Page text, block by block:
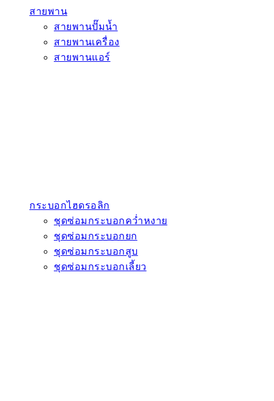
สายพาน
สายพานปั๊มน้ำ
สายพานเครื่อง
สายพานแอร์
กระบอกไฮดรอลิก
ชุดซ่อมกระบอกคว่ำหงาย
ชุดซ่อมกระบอกยก
ชุดซ่อมกระบอกสูบ
ชุดซ่อมกระบอกเลี้ยว